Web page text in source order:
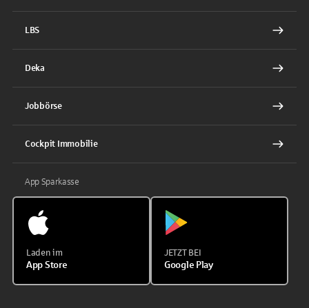
LBS
Deka
Jobbörse
Cockpit Immobilie
App Sparkasse
Laden im
App Store
JETZT BEI
Google Play